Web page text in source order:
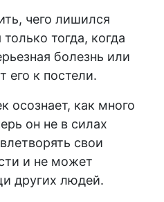
чего лишился
тогда, когда
болезнь или
его к постели.
осознает, как много
он не в силах
свои
и не может
других людей.